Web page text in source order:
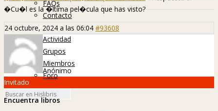
FAQs
Contacto
Hislibreños
Actividad
Grupos
Miembros
Foro
�Cu�l es la �ltima pel�cula que has visto?
24 octubre, 2024 a las 06:04 #93608
Anónimo
Invitado
Encuentra libros